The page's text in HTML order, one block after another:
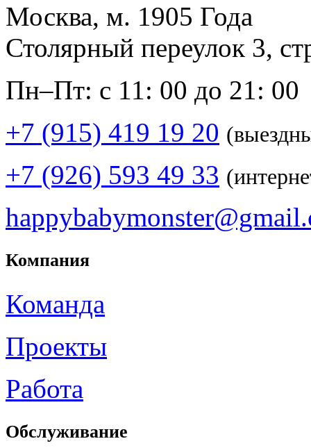
Москва, м. 1905 Года
Столярный переулок 3,
Пн–Пт: с 11: 00 до 21: 00
+7 (915) 419 19 20
+7 (926) 593 49 33
Компания
Команда
Проекты
Работа
Обслуживание